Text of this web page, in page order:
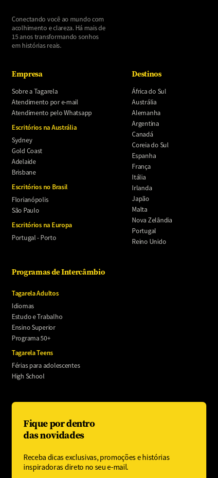
Conectando você ao mundo com
acolhimento e clareza. Há mais de
15 anos transformando sonhos
em histórias reais.
Empresa
Sobre a Tagarela
Atendimento por e-mail
Atendimento pelo Whatsapp
Escritórios na Austrália
Sydney
Gold Coast
Adelaide
Brisbane
Escritórios no Brasil
Florianópolis
São Paulo
Escritórios na Europa
Portugal - Porto
Destinos
África do Sul
Austrália
Alemanha
Argentina
Canadá
Coreia do Sul
Espanha
França
Itália
Irlanda
Japão
Malta
Nova Zelândia
Portugal
Reino Unido
Programas de Intercâmbio
Tagarela Adultos
Idiomas
Estudo e Trabalho
Ensino Superior
Programa 50+
Tagarela Teens
Férias para adolescentes
High School
Fique por dentro
das novidades
Receba dicas exclusivas, promoções e histórias
inspiradoras direto no seu e-mail.